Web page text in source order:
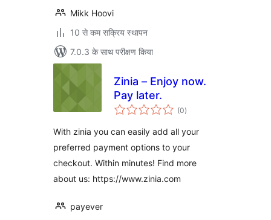
Mikk Hoovi
10 से कम सक्रिय स्थापन
7.0.3 के साथ परीक्षण किया
Zinia – Enjoy now.
Pay later.
(0कुल
दर)
With zinia you can easily add all your
preferred payment options to your
checkout. Within minutes! Find more
about us: https://www.zinia.com
payever